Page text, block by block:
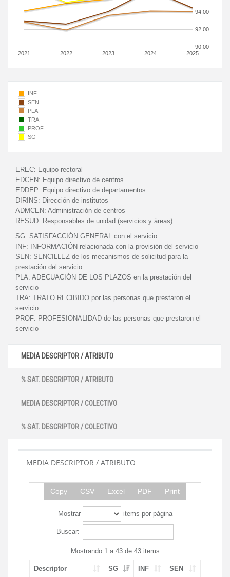
2021 2022 2023 2024 2025
90.00
92.00
94.00
INF
SEN
PLA
TRA
PROF
SG
EREC: Equipo rectoral
EDCEN: Equipo directivo de centros
EDDEP: Equipo directivo de departamentos
DIRINS: Dirección de institutos
ADMCEN: Administración de centros
RESUD: Responsables de unidad (servicios y áreas)
SG: SATISFACCIÓN GENERAL con el servicio
INF:
INFORMACIÓN relacionada con la provisión del servicio
SEN: SENCILLEZ de los mecanismos de solicitud para la
prestación del servicio
PLA: ADECUACIÓN DE LOS PLAZOS en la prestación del
servicio
TRA: TRATO RECIBIDO por las personas que prestaron el
servicio
PROF: PROFESIONALIDAD de las personas que prestaron el
servicio
MEDIA DESCRIPTOR / ATRIBUTO
% SAT. DESCRIPTOR / ATRIBUTO
MEDIA DESCRIPTOR / COLECTIVO
% SAT. DESCRIPTOR / COLECTIVO
MEDIA DESCRIPTOR / ATRIBUTO
Copy CSV Excel PDF Print
Mostrar items por página
Buscar:
Mostrando 1 a 43 de 43 items
Descriptor SG INF SEN